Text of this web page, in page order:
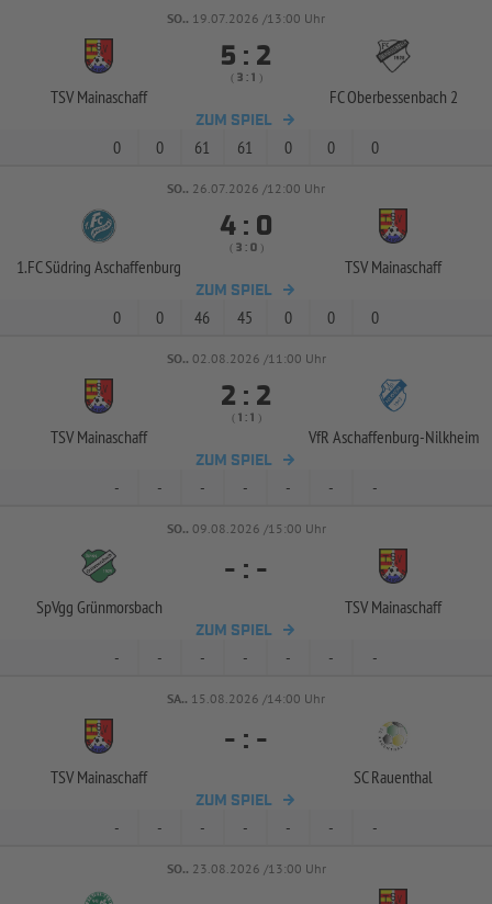
SO.. 19.07.2026 /13:00 Uhr
TSV Mainaschaff
 : 
(  :  )
FC Oberbessenbach 2
ZUM SPIEL
0 0 61 61 0 0 0
SO.. 26.07.2026 /12:00 Uhr
1.FC Südring Aschaffenburg
 : 
(  :  )
TSV Mainaschaff
ZUM SPIEL
0 0 46 45 0 0 0
SO.. 02.08.2026 /11:00 Uhr
TSV Mainaschaff
 : 
(  :  )
VfR Aschaffenburg-Nilkheim
ZUM SPIEL
- - - - - - -
SO.. 09.08.2026 /15:00 Uhr
SpVgg Grünmorsbach
- : -
TSV Mainaschaff
ZUM SPIEL
- - - - - - -
SA.. 15.08.2026 /14:00 Uhr
TSV Mainaschaff
- : -
SC Rauenthal
ZUM SPIEL
- - - - - - -
SO.. 23.08.2026 /13:00 Uhr